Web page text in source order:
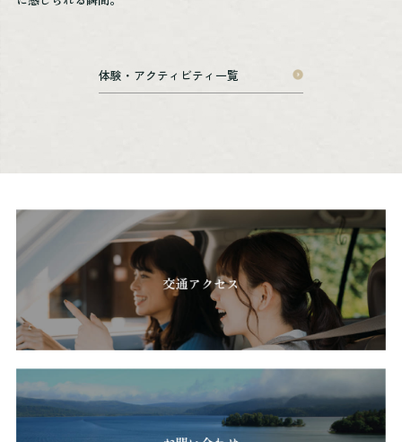
体験・アクティビティ一覧